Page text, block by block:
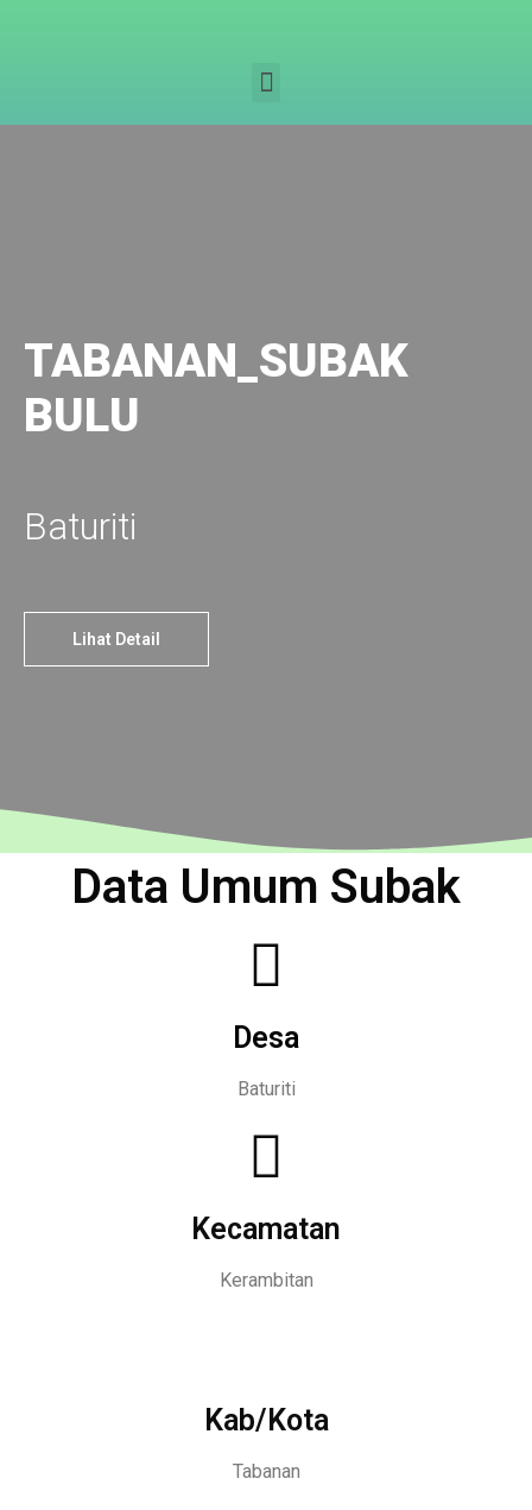
TABANAN_SUBAK
BULU
Baturiti
Lihat Detail
Data Umum Subak
Desa
Baturiti
Kecamatan
Kerambitan
Kab/Kota
Tabanan